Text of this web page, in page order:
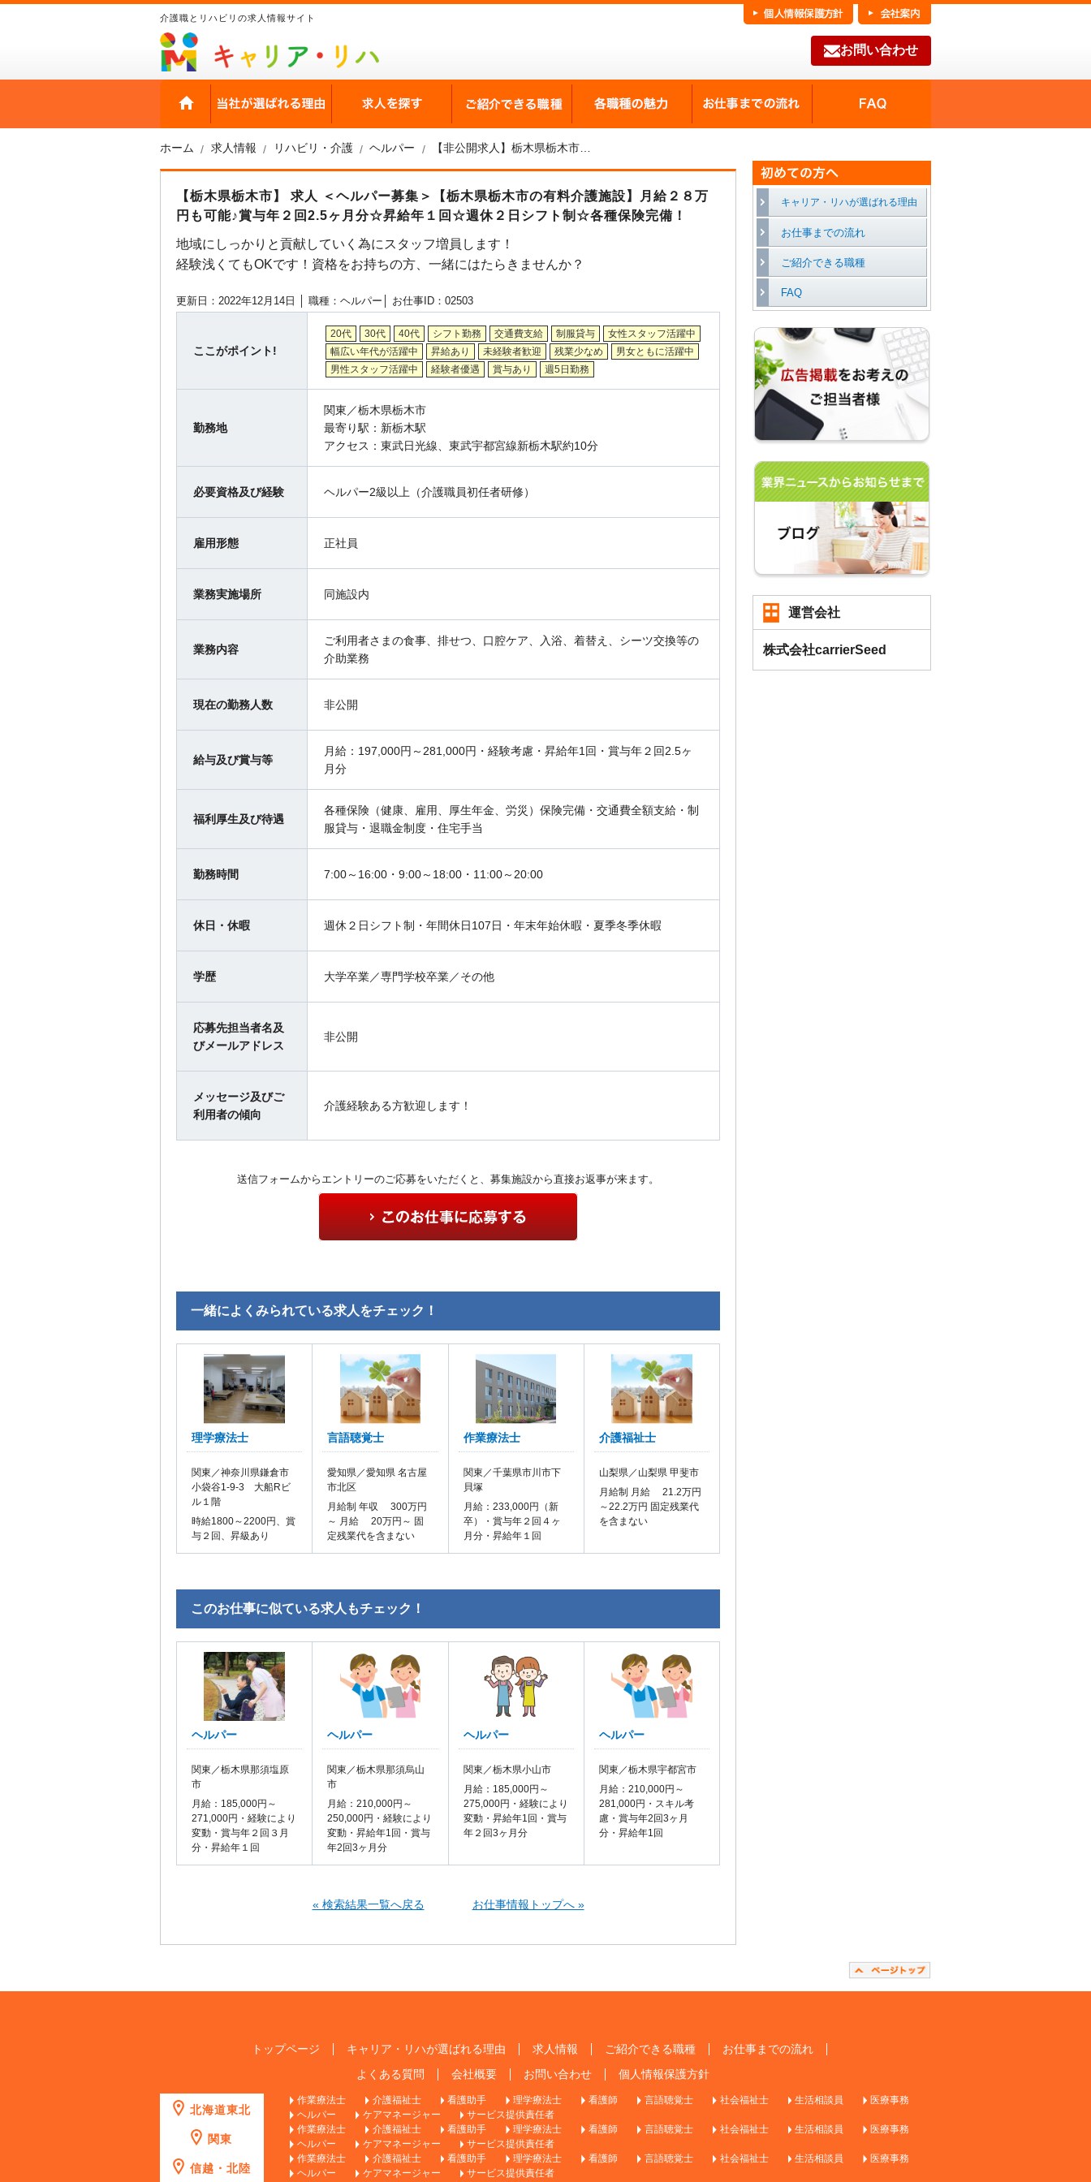
介護職とリハビリの求人情報サイト
お問い合わせ
当社が選ばれる理由 求人を探す ご紹介できる職種 各職種の魅力 お仕事までの流れ
ホーム 求人情報 リハビリ・介護 ヘルパー
【栃木県栃木市】 求人 ＜ヘルパー募集＞【栃木県栃木市の有料介護施設】月給２８万
円も可能♪賞与年２回2.5ヶ月分☆昇給年１回☆週休２日シフト制☆各種保険完備！
地域にしっかりと貢献していく為にスタッフ増員します！
経験浅くてもOKです！資格をお持ちの方、一緒にはたらきませんか？
更新日：2022年12月14日 │ 職種：ヘルパー│ お仕事ID：02503
ここがポイント!
20代 30代 40代 シフト勤務 交通費支給 制服貸与
女性スタッフ活躍中
幅広い年代が活躍中
昇給あり 未経験者歓迎 残業少なめ
男女ともに活躍中
男性スタッフ活躍中
経験者優遇 賞与あり 週5日勤務
勤務地
関東／栃木県栃木市
最寄り駅：新栃木駅
アクセス：東武日光線、東武宇都宮線新栃木駅約10分
必要資格及び経験 ヘルパー2級以上（介護職員初任者研修）
雇用形態 正社員
業務実施場所 同施設内
業務内容
ご利用者さまの食事、排せつ、口腔ケア、入浴、着替え、シーツ交換等の
介助業務
現在の勤務人数 非公開
給与及び賞与等
月給：197,000円～281,000円・経験考慮・昇給年1回・賞与年２回2.5ヶ
月分
福利厚生及び待遇
各種保険（健康、雇用、厚生年金、労災）保険完備・交通費全額支給・制
服貸与・退職金制度・住宅手当
勤務時間 7:00～16:00・9:00～18:00・11:00～20:00
休日・休暇 週休２日シフト制・年間休日107日・年末年始休暇・夏季冬季休暇
学歴 大学卒業／専門学校卒業／その他
応募先担当者名及
びメールアドレス
非公開
メッセージ及びご
利用者の傾向
介護経験ある方歓迎します！
送信フォームからエントリーのご応募をいただくと、募集施設から直接お返事が来ます。
一緒によくみられている求人をチェック！
理学療法士
関東／神奈川県鎌倉市
小袋谷1-9-3 大船Rビ
ル１階
時給1800～2200円、賞
与２回、昇級あり
言語聴覚士
愛知県／愛知県 名古屋
市北区
月給制 年収 300万円
～ 月給 20万円～ 固
定残業代を含まない
作業療法士
関東／千葉県市川市下
貝塚
月給：233,000円（新
卒）・賞与年２回４ヶ
月分・昇給年１回
介護福祉士
山梨県／山梨県 甲斐市
月給制 月給 21.2万円
～22.2万円 固定残業代
を含まない
このお仕事に似ている求人もチェック！
ヘルパー
関東／栃木県那須塩原
市
月給：185,000円～
271,000円・経験により
変動・賞与年２回３月
分・昇給年１回
ヘルパー
関東／栃木県那須烏山
市
月給：210,000円～
250,000円・経験により
変動・昇給年1回・賞与
年2回3ヶ月分
ヘルパー
関東／栃木県小山市
月給：185,000円～
275,000円・経験により
変動・昇給年1回・賞与
年２回3ヶ月分
ヘルパー
関東／栃木県宇都宮市
月給：210,000円～
281,000円・スキル考
慮・賞与年2回3ヶ月
分・昇給年1回
« 検索結果一覧へ戻る お仕事情報トップへ »
キャリア・リハが選ばれる理由
お仕事までの流れ
ご紹介できる職種
FAQ
運営会社
株式会社carrierSeed
トップページ キャリア・リハが選ばれる理由 求人情報 ご紹介できる職種
お仕事までの流れ
よくある質問
会社概要 お問い合わせ 個人情報保護方針
北海道東北
作業療法士 介護福祉士 看護助手 理学療法士 看護師 言語聴覚士 社会福祉士 生活相談員
医療事務
ヘルパー
ケアマネージャー サービス提供責任者
関東
作業療法士 介護福祉士 看護助手 理学療法士 看護師 言語聴覚士 社会福祉士 生活相談員
医療事務
ヘルパー
ケアマネージャー サービス提供責任者
信越・北陸
作業療法士 介護福祉士 看護助手 理学療法士 看護師 言語聴覚士 社会福祉士 生活相談員
医療事務
ヘルパー
ケアマネージャー サービス提供責任者